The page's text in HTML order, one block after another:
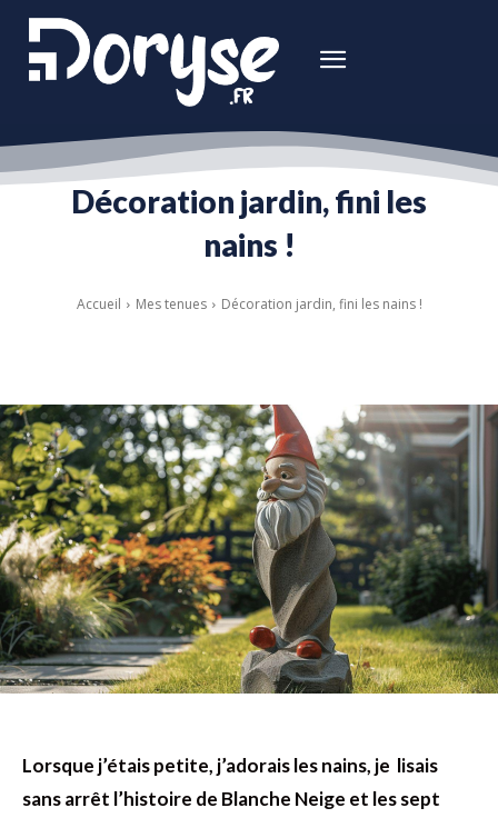
Décoration jardin, fini les
nains !
Accueil Mes tenues Décoration jardin, fini les nains !
Lorsque j’étais petite, j’adorais les nains, je lisais
sans arrêt l’histoire de Blanche Neige et les sept